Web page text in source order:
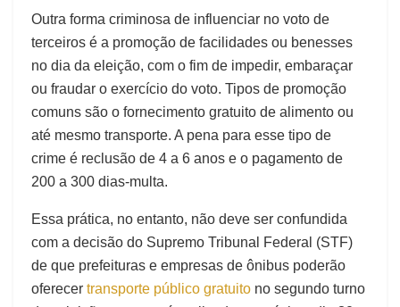
Outra forma criminosa de influenciar no voto de
terceiros é a promoção de facilidades ou benesses
no dia da eleição, com o fim de impedir, embaraçar
ou fraudar o exercício do voto. Tipos de promoção
comuns são o fornecimento gratuito de alimento ou
até mesmo transporte. A pena para esse tipo de
crime é reclusão de 4 a 6 anos e o pagamento de
200 a 300 dias-multa.
Essa prática, no entanto, não deve ser confundida
com a decisão do Supremo Tribunal Federal (STF)
de que prefeituras e empresas de ônibus poderão
oferecer transporte público gratuito no segundo turno